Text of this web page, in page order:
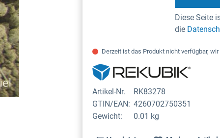
Diese Seite
die
Derzeit ist das Produkt nicht verfügbar,
Artikel-Nr.
RK83278
GTIN/EAN: 4260702750351
Gewicht:
0.01 kg